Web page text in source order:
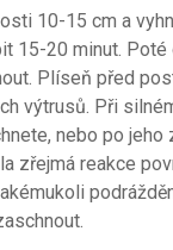
10-15 cm a
15-20 minut. Poté
Plíseň před
výtrusů. Při
nebo po jeho
zřejmá reakce